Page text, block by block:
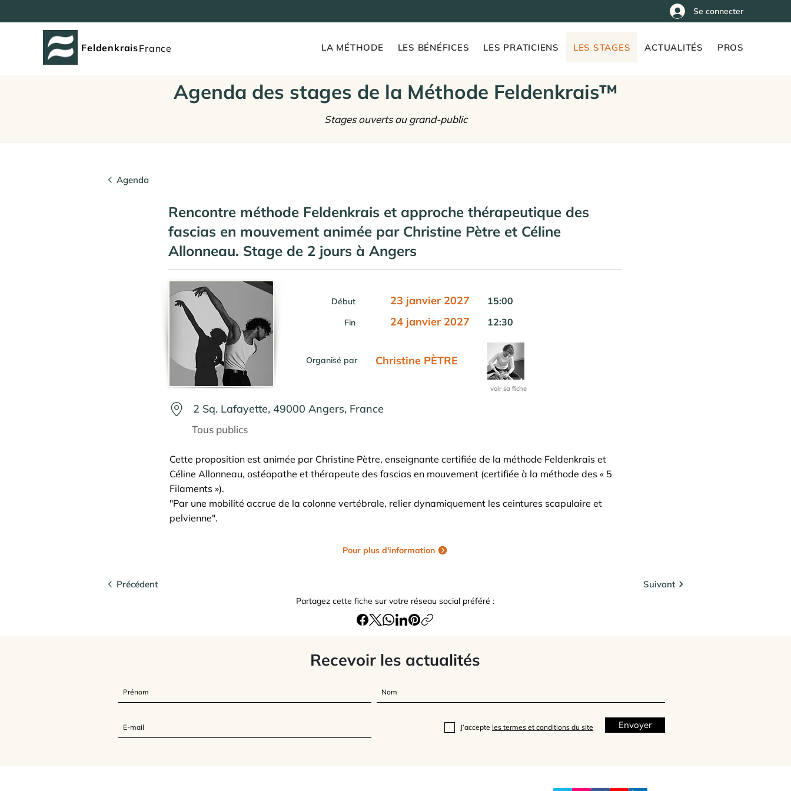
Se connecter
FeldenkraisFrance LA MÉTHODE LES BÉNÉFICES LES PRATICIENS LES STAGES ACTUALITÉS PROS
Agenda des stages de la Méthode Feldenkrais™
Stages ouverts au grand-public
Agenda
Rencontre méthode Feldenkrais et approche thérapeutique des
fascias en mouvement animée par Christine Pètre et Céline
Allonneau. Stage de 2 jours à Angers
Début 23 janvier 2027 15:00
Fin 24 janvier 2027 12:30
Organisé par Christine PÈTRE
voir sa fiche
2 Sq. Lafayette, 49000 Angers, France
Tous publics
Cette proposition est animée par Christine Pètre, enseignante certifiée de la méthode Feldenkrais et
Céline Allonneau, ostéopathe et thérapeute des fascias en mouvement (certifiée à la méthode des « 5
Filaments »).
"Par une mobilité accrue de la colonne vertébrale, relier dynamiquement les ceintures scapulaire et
pelvienne".
Pour plus d'information
Précédent
Partagez cette fiche sur votre réseau social préféré :
Suivant
Recevoir les actualités
J’accepte les termes et conditions du site Envoyer